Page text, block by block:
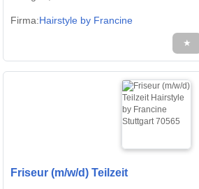
Firma:Hairstyle by Francine
★
Friseur (m/w/d) Teilzeit